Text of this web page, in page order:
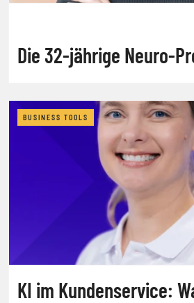
Die 32-jährige Neuro-
BUSINESS TOOLS
KI im Kundenservice: